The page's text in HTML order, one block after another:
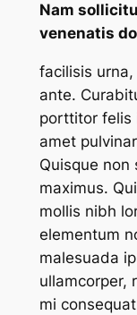
Nam
venenatis
facilisis
ante.
porttitor felis
amet
Quisque non
maximus.
mollis nibh
elementum
malesuada
ullamcorper,
mi